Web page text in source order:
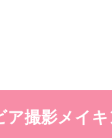
ア撮影メイ